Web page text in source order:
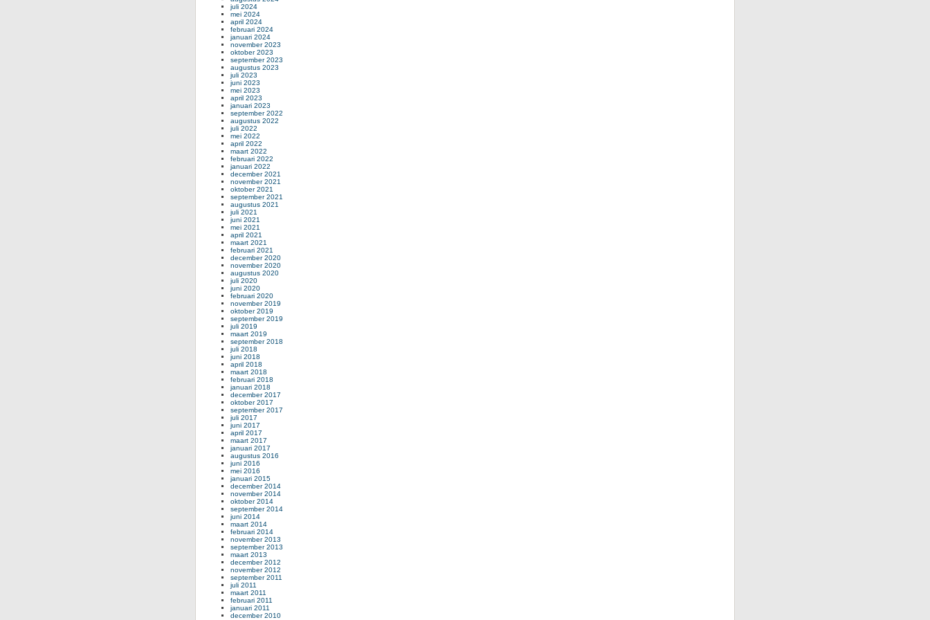
juli 2024
mei 2024
april 2024
februari 2024
januari 2024
november 2023
oktober 2023
september 2023
augustus 2023
juli 2023
juni 2023
mei 2023
april 2023
januari 2023
september 2022
augustus 2022
juli 2022
mei 2022
april 2022
maart 2022
februari 2022
januari 2022
december 2021
november 2021
oktober 2021
september 2021
augustus 2021
juli 2021
juni 2021
mei 2021
april 2021
maart 2021
februari 2021
december 2020
november 2020
augustus 2020
juli 2020
juni 2020
februari 2020
november 2019
oktober 2019
september 2019
juli 2019
maart 2019
september 2018
juli 2018
juni 2018
april 2018
maart 2018
februari 2018
januari 2018
december 2017
oktober 2017
september 2017
juli 2017
juni 2017
april 2017
maart 2017
januari 2017
augustus 2016
juni 2016
mei 2016
januari 2015
december 2014
november 2014
oktober 2014
september 2014
juni 2014
maart 2014
februari 2014
november 2013
september 2013
maart 2013
december 2012
november 2012
september 2011
juli 2011
maart 2011
februari 2011
januari 2011
december 2010